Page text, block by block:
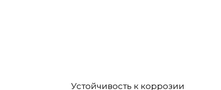
Устойчивость к коррозии